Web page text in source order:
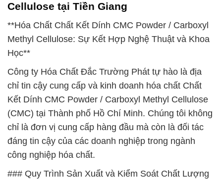
Cellulose tại Tiền Giang
**Hóa Chất Chất Kết Dính CMC Powder / Carboxyl
Methyl Cellulose: Sự Kết Hợp Nghệ Thuật và Khoa
Học**
Công ty Hóa Chất Đắc Trường Phát tự hào là địa
chỉ tin cậy cung cấp và kinh doanh hóa chất Chất
Kết Dính CMC Powder / Carboxyl Methyl Cellulose
(CMC) tại Thành phố Hồ Chí Minh. Chúng tôi không
chỉ là đơn vị cung cấp hàng đầu mà còn là đối tác
đáng tin cậy của các doanh nghiệp trong ngành
công nghiệp hóa chất.
### Quy Trình Sản Xuất và Kiểm Soát Chất Lượng